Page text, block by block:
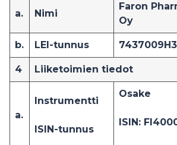
a. Nimi
Faron
Oy
b. LEI-tunnus
4 Liiketoimien tiedot
a.
Instrumentti
ISIN-tunnus
Osake
ISIN: